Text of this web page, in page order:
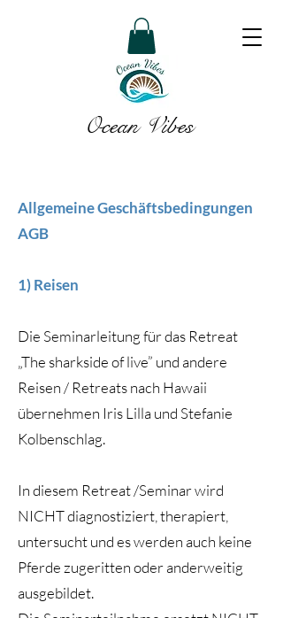
Ocean Vibes
Allgemeine Geschäftsbedingungen
AGB
1) Reisen
Die Seminarleitung für das Retreat
„The sharkside of live” und andere
Reisen / Retreats nach Hawaii
übernehmen Iris Lilla und Stefanie
Kolbenschlag.
In diesem Retreat /Seminar wird
NICHT diagnostiziert, therapiert,
untersucht und es werden auch keine
Pferde zugeritten oder anderweitig
ausgebildet.